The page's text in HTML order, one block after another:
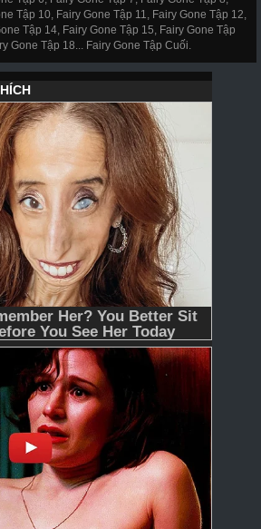
Tập 10, Fairy Gone Tập 11, Fairy Gone Tập 12,
Tập 14, Fairy Gone Tập 15, Fairy Gone Tập
Gone Tập 18... Fairy Gone Tập Cuối.